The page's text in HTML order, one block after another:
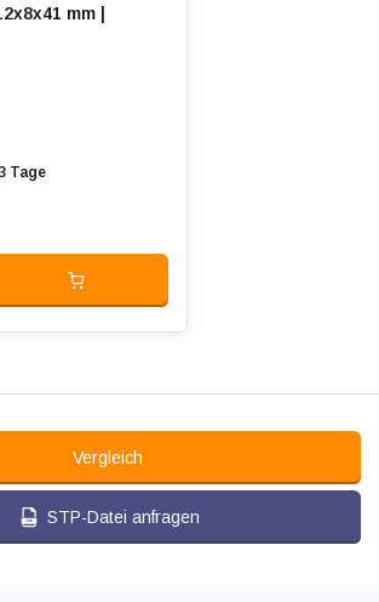
mm |
Tage
Vergleich
STP-Datei anfragen